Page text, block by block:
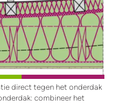
direct tegen het onderdak
combineer het